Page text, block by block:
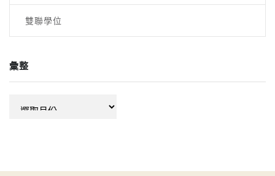
雙聯學位
彙整